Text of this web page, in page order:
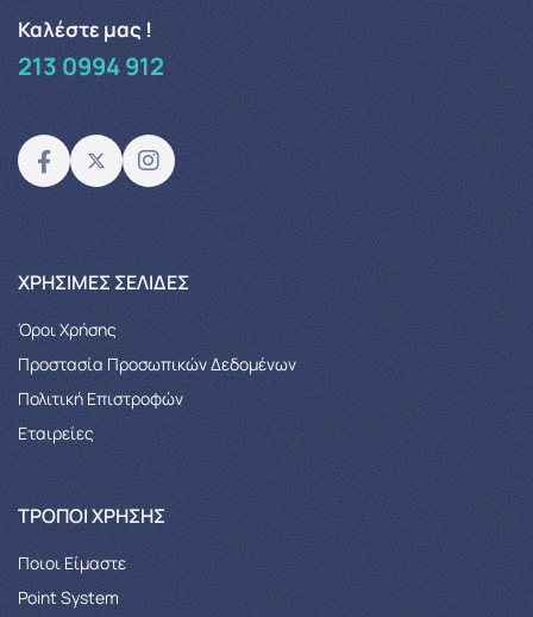
Καλέστε μας !
213 0994 912
XΡΉΣΙΜΕΣ ΣΕΛΊΔΕΣ
Όροι Χρήσης
Προστασία Προσωπικών Δεδομένων
Πολιτική Επιστροφών
Εταιρείες
ΤΡΌΠΟΙ ΧΡΉΣΗΣ
Ποιοι Είμαστε
Point System